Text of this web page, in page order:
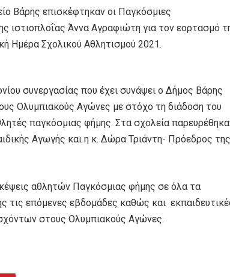
Βάρης επισκέφτηκαν οι Παγκόσμιες
ιστιοπλοΐας Άννα Αγραφιώτη για τον εορτασμό
Ημέρα Σχολικού Αθλητισμού 2021.
συνεργασίας που έχει συνάψει ο Δήμος Βάρης
Ολυμπιακούς Αγώνες με στόχο τη διάδοση του
παγκόσμιας φήμης. Στα σχολεία
Αγωγής και η κ. Δώρα Τριάντη- Πρόεδρος της
αθλητών Παγκόσμιας φήμης σε όλα τα
επόμενες εβδομάδες καθώς και
στους Ολυμπιακούς Αγώνες.